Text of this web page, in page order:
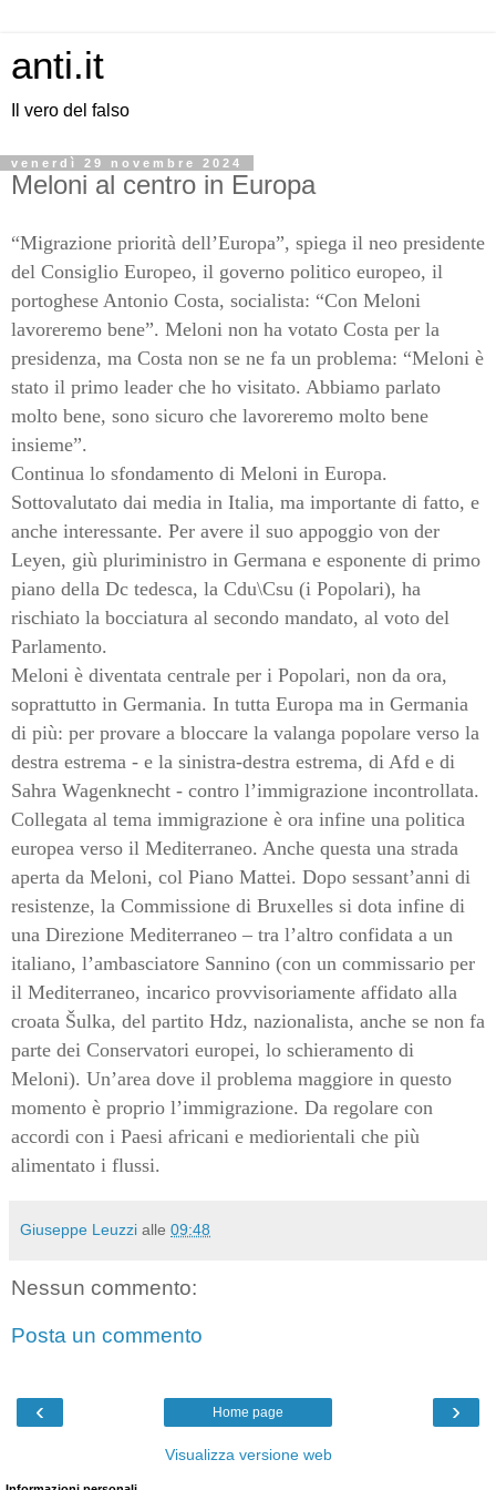
anti.it
Il vero del falso
venerdì 29 novembre 2024
Meloni al centro in Europa
“Migrazione priorità dell’Europa”, spiega il neo presidente
del Consiglio Europeo, il governo politico europeo, il
portoghese Antonio Costa, socialista: “Con Meloni
lavoreremo bene”. Meloni non ha votato Costa per la
presidenza, ma Costa non se ne fa un problema: “Meloni è
stato il primo leader che ho visitato. Abbiamo parlato
molto bene, sono sicuro che lavoreremo molto bene
insieme”.
Continua lo sfondamento di Meloni in Europa.
Sottovalutato dai media in Italia, ma importante di fatto, e
anche interessante. Per avere il suo appoggio von der
Leyen, giù pluriministro in Germana e esponente di primo
piano della Dc tedesca, la Cdu\Csu (i Popolari), ha
rischiato la bocciatura al secondo mandato, al voto del
Parlamento.
Meloni è diventata centrale per i Popolari, non da ora,
soprattutto in Germania. In tutta Europa ma in Germania
di più: per provare a bloccare la valanga popolare verso la
destra estrema - e la sinistra-destra estrema, di Afd e di
Sahra Wagenknecht - contro l’immigrazione incontrollata.
Collegata al tema immigrazione è ora infine una politica
europea verso il Mediterraneo. Anche questa una strada
aperta da Meloni, col Piano Mattei. Dopo sessant’anni di
resistenze, la Commissione di Bruxelles si dota infine di
una Direzione Mediterraneo – tra l’altro confidata a un
italiano, l’ambasciatore Sannino (con un commissario per
il Mediterraneo, incarico provvisoriamente affidato alla
croata Šulka, del partito Hdz, nazionalista, anche se non fa
parte dei Conservatori europei, lo schieramento di
Meloni). Un’area dove il problema maggiore in questo
momento è proprio l’immigrazione. Da regolare con
accordi con i Paesi africani e mediorientali che più
alimentato i flussi.
Giuseppe Leuzzi alle 09:48
Nessun commento:
Posta un commento
‹ ›
Home page
Visualizza versione web